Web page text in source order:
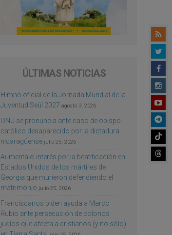
ÚLTIMAS NOTICIAS
Himno oficial de la Jornada Mundial de la
Juventud Seúl 2027 agosto 3, 2026
ONU se pronuncia ante caso de obispo
católico desaparecido por la dictadura
nicaragüense julio 25, 2026
Aumenta el interés por la beatificación en
Estados Unidos de los mártires de
Georgia que murieron defendiendo el
matrimonio julio 25, 2026
Franciscanos piden ayuda a Marco
Rubio ante persecución de colonos
judíos que afecta a cristianos (y no sólo)